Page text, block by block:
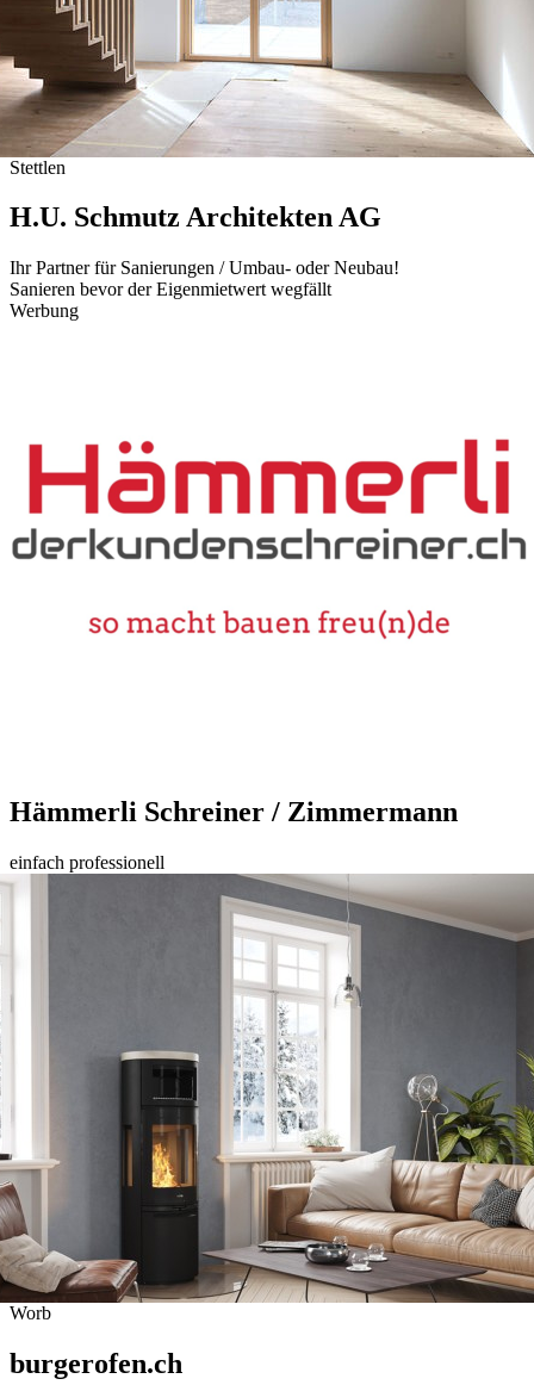
Stettlen
H.U. Schmutz Architekten AG
Ihr Partner für Sanierungen / Umbau- oder Neubau!
​​​​​​​Sanieren bevor der Eigenmietwert wegfällt
Werbung
Hämmerli Schreiner / Zimmermann
einfach professionell
Worb
burgerofen.ch